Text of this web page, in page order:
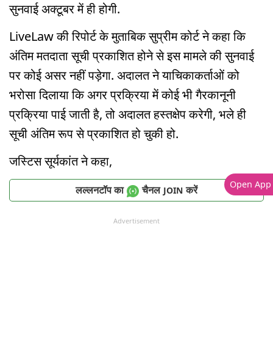
सुनवाई अक्टूबर में ही होगी.
LiveLaw की रिपोर्ट के मुताबिक सुप्रीम कोर्ट ने कहा कि
अंतिम मतदाता सूची प्रकाशित होने से इस मामले की सुनवाई
पर कोई असर नहीं पड़ेगा. अदालत ने याचिकाकर्ताओं को
भरोसा दिलाया कि अगर प्रक्रिया में कोई भी गैरकानूनी
प्रक्रिया पाई जाती है, तो अदालत हस्तक्षेप करेगी, भले ही
सूची अंतिम रूप से प्रकाशित हो चुकी हो.
जस्टिस सूर्यकांत ने कहा,
लल्लनटॉप का चैनल JOIN करें
Advertisement
Open App